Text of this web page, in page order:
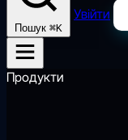
Пошук ⌘K
Увійти
Продукти